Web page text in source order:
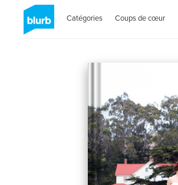
Catégories Coups de cœur